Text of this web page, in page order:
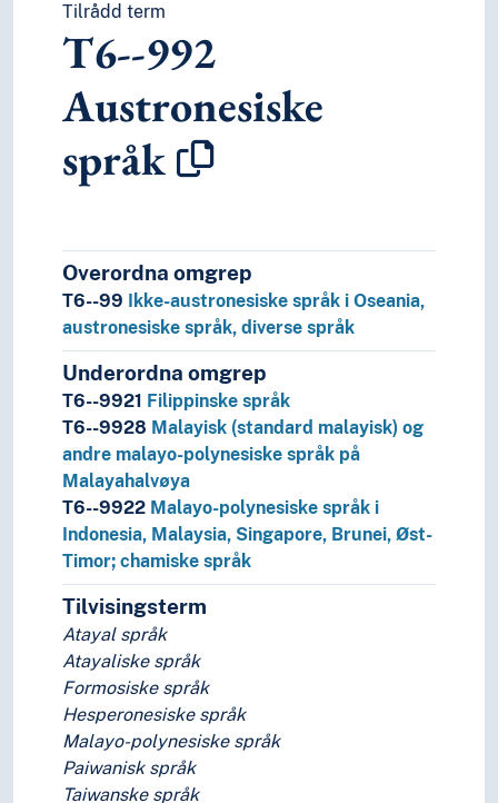
Tilrådd term
T6--992
Austronesiske
språk
Overordna omgrep
T6--99
Ikke-austronesiske språk i Oseania,
austronesiske språk, diverse språk
Underordna omgrep
T6--9921 Filippinske språk
T6--9928 Malayisk (standard malayisk) og
andre malayo-polynesiske språk på
Malayahalvøya
T6--9922 Malayo-polynesiske språk i
Indonesia, Malaysia, Singapore, Brunei, Øst-
Timor; chamiske språk
Tilvisingsterm
Atayal språk
Atayaliske språk
Formosiske språk
Hesperonesiske språk
Malayo-polynesiske språk
Paiwanisk språk
Taiwanske språk